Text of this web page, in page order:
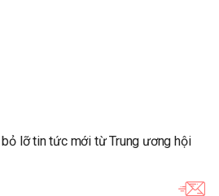
lỡ tin tức mới từ Trung ương hội